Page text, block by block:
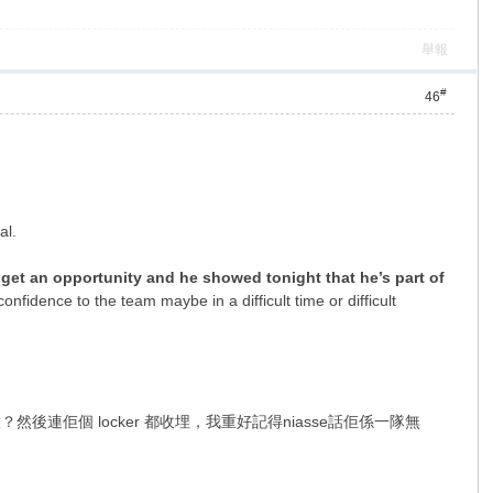
舉報
46#
an opportunity and he showed tonight that he’s part of
to the team maybe in a difficult time or difficult
然後連佢個 locker 都收埋，我重好記得niasse話佢係一隊無